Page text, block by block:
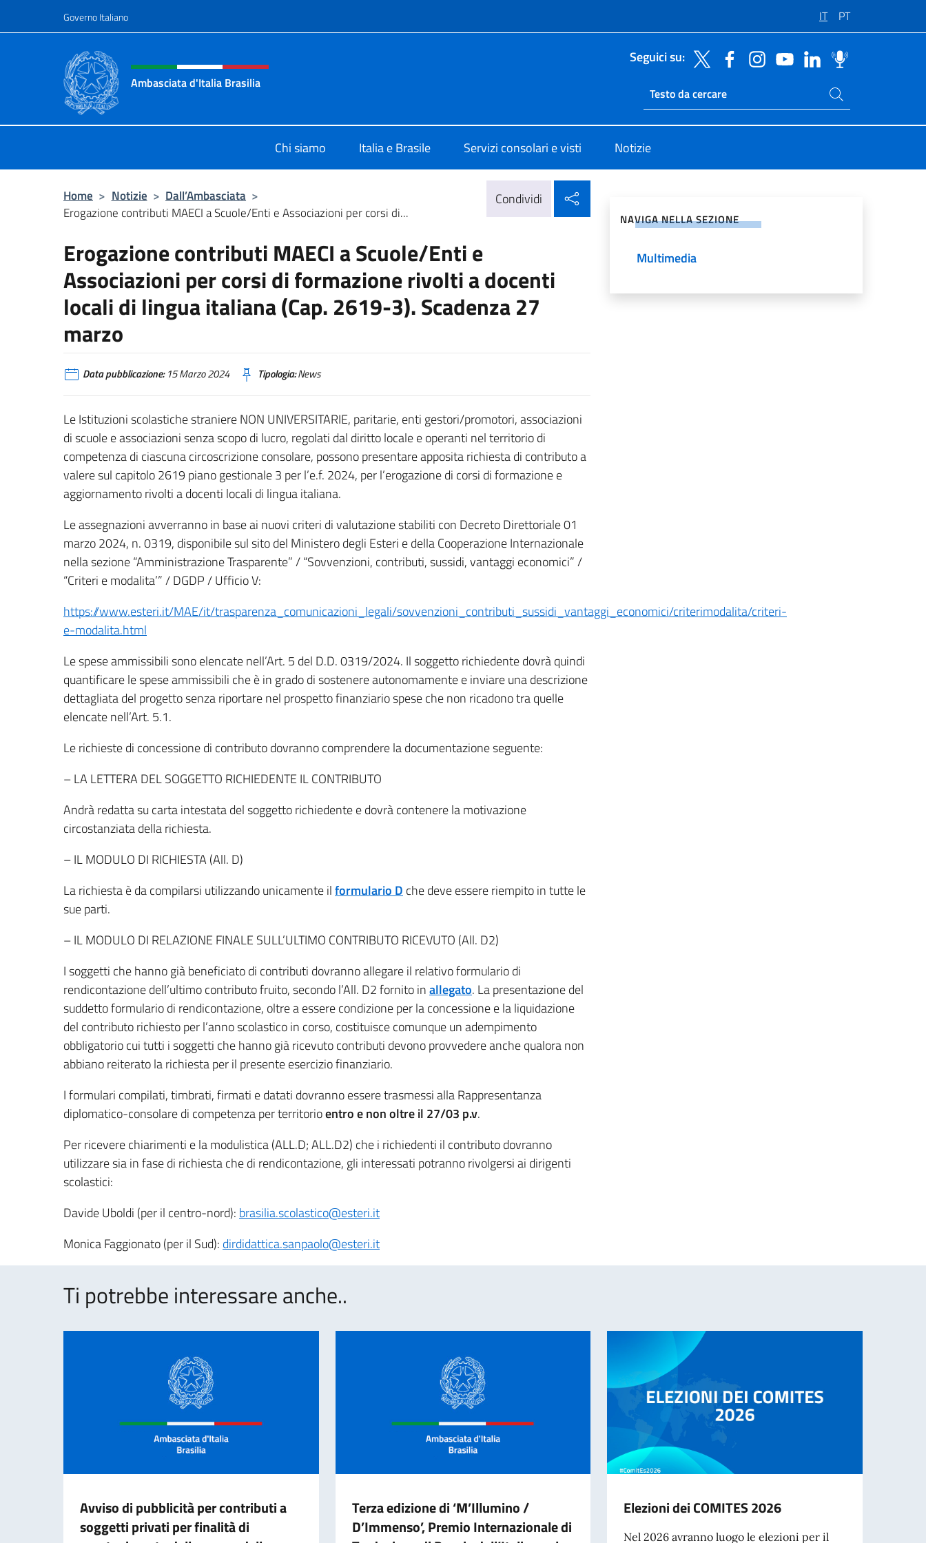
Governo Italiano IT PT
Intestazione sito, social e menù
Ambasciata d'Italia Brasilia
Seguici su:
Ricerca sito live
Cerca nel sito
Chi siamo Italia e Brasile Servizi consolari e visti Notizie
Home > Notizie > Dall’Ambasciata >
Erogazione contributi MAECI a Scuole/Enti e Associazioni per corsi di...
Condividi
Erogazione contributi MAECI a Scuole/Enti e
Associazioni per corsi di formazione rivolti a docenti
locali di lingua italiana (Cap. 2619-3). Scadenza 27
marzo
Data pubblicazione:15 Marzo 2024 Tipologia:News
Le Istituzioni scolastiche straniere NON UNIVERSITARIE, paritarie, enti gestori/promotori, associazioni
di scuole e associazioni senza scopo di lucro, regolati dal diritto locale e operanti nel territorio di
competenza di ciascuna circoscrizione consolare, possono presentare apposita richiesta di contributo a
valere sul capitolo 2619 piano gestionale 3 per l’e.f. 2024, per l’erogazione di corsi di formazione e
aggiornamento rivolti a docenti locali di lingua italiana.
Le assegnazioni avverranno in base ai nuovi criteri di valutazione stabiliti con Decreto Direttoriale 01
marzo 2024, n. 0319, disponibile sul sito del Ministero degli Esteri e della Cooperazione Internazionale
nella sezione “Amministrazione Trasparente” / “Sovvenzioni, contributi, sussidi, vantaggi economici” /
“Criteri e modalita’” / DGDP / Ufficio V:
https://www.esteri.it/MAE/it/trasparenza_comunicazioni_legali/sovvenzioni_contributi_sussidi_vantaggi_economici/criterimodalita/criteri-
e-modalita.html
Le spese ammissibili sono elencate nell’Art. 5 del D.D. 0319/2024. Il soggetto richiedente dovrà quindi
quantificare le spese ammissibili che è in grado di sostenere autonomamente e inviare una descrizione
dettagliata del progetto senza riportare nel prospetto finanziario spese che non ricadono tra quelle
elencate nell’Art. 5.1.
Le richieste di concessione di contributo dovranno comprendere la documentazione seguente:
– LA LETTERA DEL SOGGETTO RICHIEDENTE IL CONTRIBUTO
Andrà redatta su carta intestata del soggetto richiedente e dovrà contenere la motivazione
circostanziata della richiesta.
– IL MODULO DI RICHIESTA (All. D)
La richiesta è da compilarsi utilizzando unicamente ilformulario D che deve essere riempito in tutte le
sue parti.
– IL MODULO DI RELAZIONE FINALE SULL’ULTIMO CONTRIBUTO RICEVUTO (All. D2)
I soggetti che hanno già beneficiato di contributi dovranno allegare il relativo formulario di
rendicontazione dell’ultimo contributo fruito, secondo l’All. D2 fornito inallegato. La presentazione del
suddetto formulario di rendicontazione, oltre a essere condizione per la concessione e la liquidazione
del contributo richiesto per l’anno scolastico in corso, costituisce comunque un adempimento
obbligatorio cui tutti i soggetti che hanno già ricevuto contributi devono provvedere anche qualora non
abbiano reiterato la richiesta per il presente esercizio finanziario.
I formulari compilati, timbrati, firmati e datati dovranno essere trasmessi alla Rappresentanza
diplomatico-consolare di competenza per territorioentro e non oltre il 27/03 p.v.
Per ricevere chiarimenti e la modulistica (ALL.D; ALL.D2) che i richiedenti il contributo dovranno
utilizzare sia in fase di richiesta che di rendicontazione, gli interessati potranno rivolgersi ai dirigenti
scolastici:
Davide Uboldi (per il centro-nord): brasilia.scolastico@esteri.it
Monica Faggionato (per il Sud): dirdidattica.sanpaolo@esteri.it
NAVIGA NELLA SEZIONE
Multimedia
Ti potrebbe interessare anche..
Avviso di pubblicità per contributi a
soggetti privati per finalità di
Terza edizione di ‘M’Illumino /
D’Immenso’, Premio Internazionale di
Elezioni dei COMITES 2026
Nel 2026 avranno luogo le elezioni per il